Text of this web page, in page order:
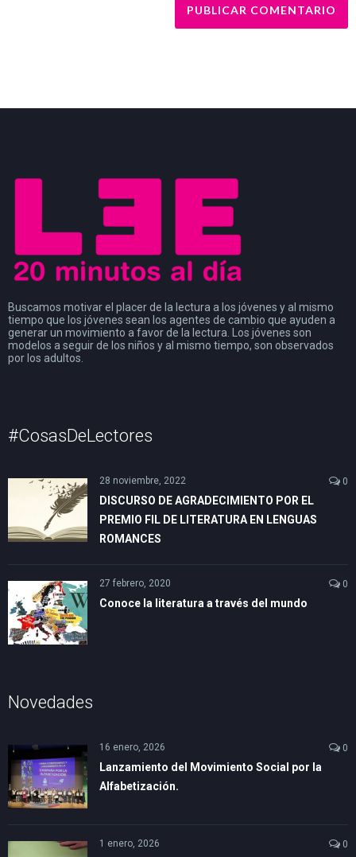
Buscamos motivar el placer de la lectura a los jóvenes y al mismo
tiempo que los jóvenes sean los agentes de cambio que ayuden a
generar un movimiento a favor de la lectura. Los jóvenes son
modelos a seguir de los niños y al mismo tiempo, son observados
por los adultos.
#CosasDeLectores
28 noviembre, 2022 0
DISCURSO DE AGRADECIMIENTO POR EL
PREMIO FIL DE LITERATURA EN LENGUAS
ROMANCES
27 febrero, 2020 0
Conoce la literatura a través del mundo
Novedades
16 enero, 2026 0
Lanzamiento del Movimiento Social por la
Alfabetización.
1 enero, 2026 0